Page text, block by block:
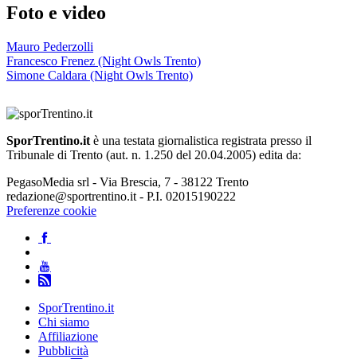
Foto e video
Mauro Pederzolli
Francesco Frenez (Night Owls Trento)
Simone Caldara (Night Owls Trento)
SporTrentino.it è una testata giornalistica registrata presso il
Tribunale di Trento (aut. n. 1.250 del 20.04.2005) edita da:
PegasoMedia srl - Via Brescia, 7 - 38122 Trento
redazione@sportrentino.it - P.I. 02015190222
Preferenze cookie
SporTrentino.it
Chi siamo
Affiliazione
Pubblicità